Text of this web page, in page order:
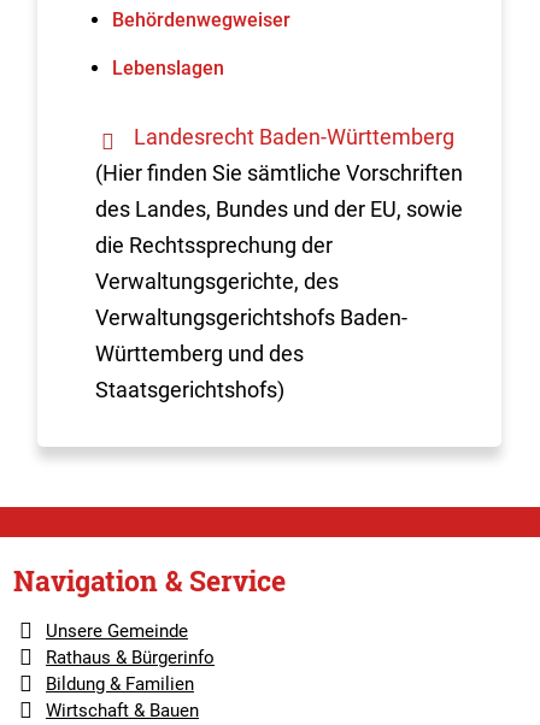
Behördenwegweiser
Lebenslagen
Landesrecht Baden-Württemberg
(Hier finden Sie sämtliche Vorschriften
des Landes, Bundes und der EU, sowie
die Rechtssprechung der
Verwaltungsgerichte, des
Verwaltungsgerichtshofs Baden-
Württemberg und des
Staatsgerichtshofs)
Navigation & Service
Unsere Gemeinde
Rathaus & Bürgerinfo
Bildung & Familien
Wirtschaft & Bauen